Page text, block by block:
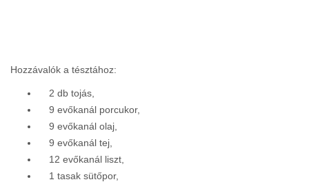
Hozzávalók a tésztához:
2 db tojás,
9 evőkanál porcukor,
9 evőkanál olaj,
9 evőkanál tej,
12 evőkanál liszt,
1 tasak sütőpor,